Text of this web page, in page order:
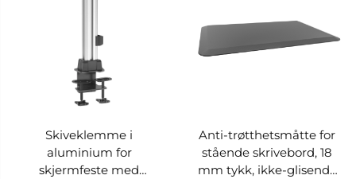
Skiveklemme i
aluminium for
skjermfeste med
Anti-trøtthetsmåtte for
stående skrivebord, 18
mm tykk, ikke-glisende